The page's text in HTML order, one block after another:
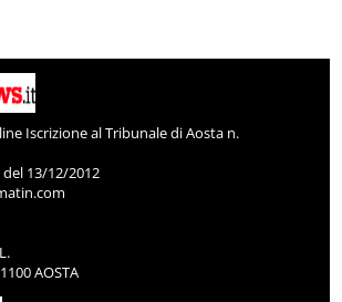
Iscrizione al Tribunale di Aosta n.
13/12/2012
AOSTA